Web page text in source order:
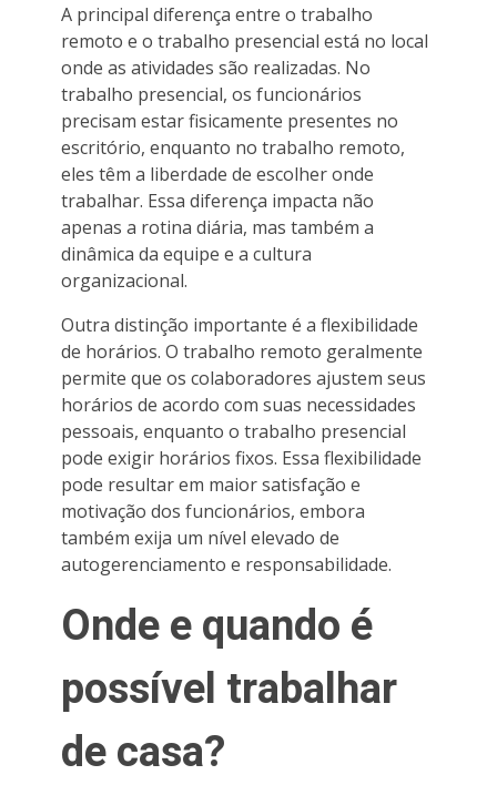
A principal diferença entre o trabalho
remoto e o trabalho presencial está no local
onde as atividades são realizadas. No
trabalho presencial, os funcionários
precisam estar fisicamente presentes no
escritório, enquanto no trabalho remoto,
eles têm a liberdade de escolher onde
trabalhar. Essa diferença impacta não
apenas a rotina diária, mas também a
dinâmica da equipe e a cultura
organizacional.
Outra distinção importante é a flexibilidade
de horários. O trabalho remoto geralmente
permite que os colaboradores ajustem seus
horários de acordo com suas necessidades
pessoais, enquanto o trabalho presencial
pode exigir horários fixos. Essa flexibilidade
pode resultar em maior satisfação e
motivação dos funcionários, embora
também exija um nível elevado de
autogerenciamento e responsabilidade.
Onde e quando é
possível trabalhar
de casa?